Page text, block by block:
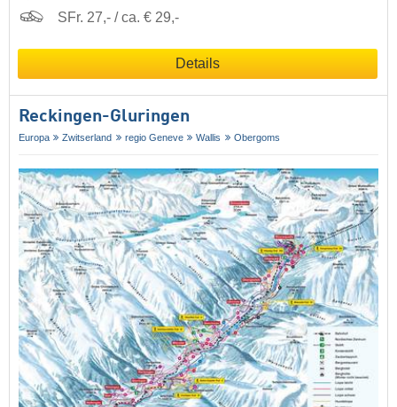
SFr. 27,- / ca. € 29,-
Details
Reckingen-Gluringen
Europa Zwitserland regio Geneve Wallis Obergoms